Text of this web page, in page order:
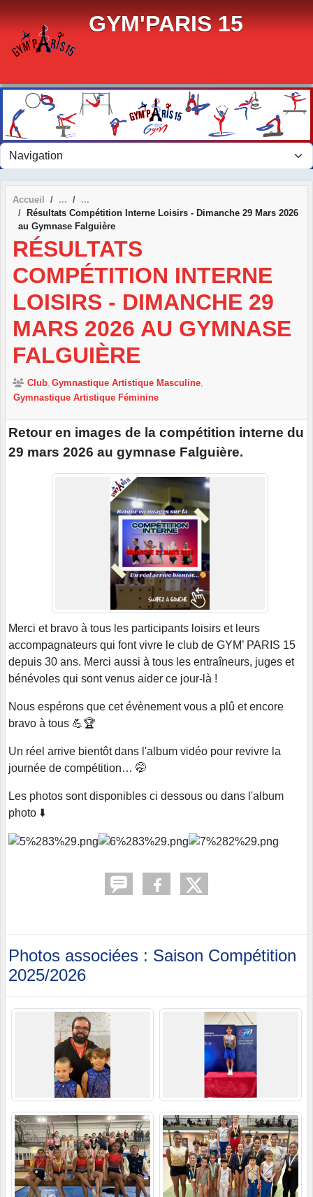
GYM'PARIS 15
Accueil
Résultats Compétition Interne Loisirs - Dimanche 29 Mars 2026
au Gymnase Falguière
RÉSULTATS
COMPÉTITION INTERNE
LOISIRS - DIMANCHE 29
MARS 2026 AU GYMNASE
FALGUIÈRE
Club Gymnastique Artistique Masculine
Gymnastique Artistique Féminine
Retour en images de la compétition interne du
29 mars 2026 au gymnase Falguière.
Merci et bravo à tous les participants loisirs et leurs
accompagnateurs qui font vivre le club de GYM’ PARIS 15
depuis 30 ans. Merci aussi à tous les entraîneurs, juges et
bénévoles qui sont venus aider ce jour-là !
Nous espérons que cet évènement vous a plû et encore
bravo à tous 💪🏆
Un réel arrive bientôt dans l'album vidéo pour revivre la
journée de compétition… 🤭
Les photos sont disponibles ci dessous ou dans l'album
photo ⬇️
Photos associées : Saison Compétition
2025/2026